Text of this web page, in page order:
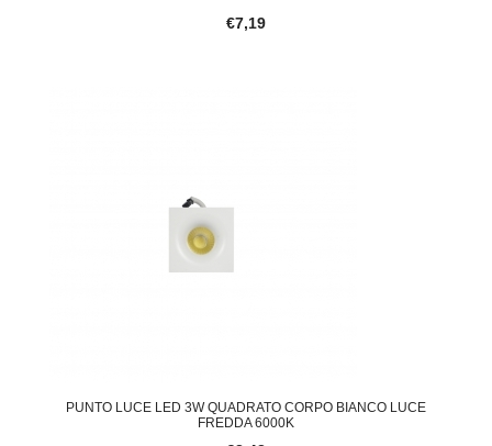
€7,19
PUNTO LUCE LED 3W QUADRATO CORPO BIANCO LUCE
FREDDA 6000K